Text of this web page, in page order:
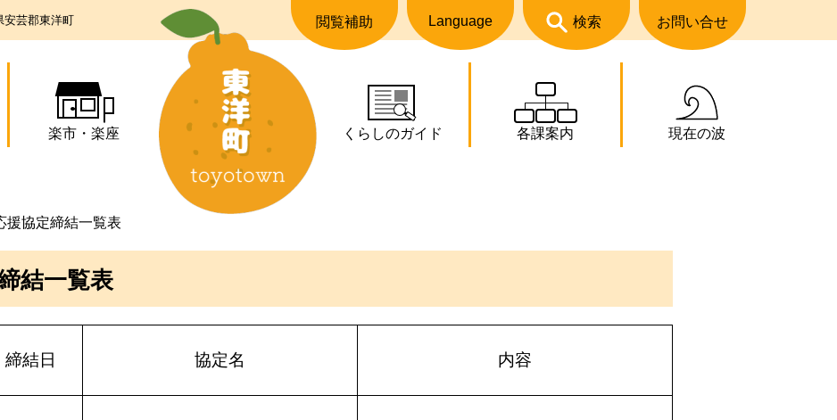
閲覧補助 Language 検索 お問い合せ
安芸郡東洋町
楽市・楽座 くらしのガイド 各課案内 現在の波
援協定締結一覧表
結一覧表
締結日 協定名 内容